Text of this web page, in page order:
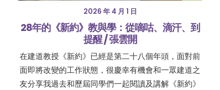
2026 年 4 月 1 日
28年的《新約》教與學：從嘀咕、滴汗、到
提醒 / 張雲開
在建道教授《新約》已經是第二十八個年頭，面對前
面即將改變的工作狀態，很慶幸有機會和一眾建道之
友分享我過去和歷屆同學們一起閱讀及講解《新約》